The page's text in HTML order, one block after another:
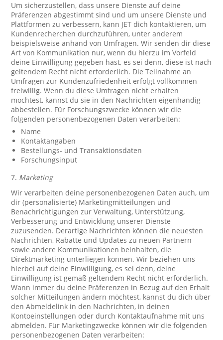
Um sicherzustellen, dass unsere Dienste auf deine
Präferenzen abgestimmt sind und um unsere Dienste und
Plattformen zu verbessern, kann JET dich kontaktieren, um
Kundenrecherchen durchzuführen, unter anderem
beispielsweise anhand von Umfragen. Wir senden dir diese
Art von Kommunikation nur, wenn du hierzu im Vorfeld
deine Einwilligung gegeben hast, es sei denn, diese ist nach
geltendem Recht nicht erforderlich. Die Teilnahme an
Umfragen zur Kundenzufriedenheit erfolgt vollkommen
freiwillig. Wenn du diese Umfragen nicht erhalten
möchtest, kannst du sie in den Nachrichten eigenhändig
abbestellen. Für Forschungszwecke können wir die
folgenden personenbezogenen Daten verarbeiten:
Name
Kontaktangaben
Bestellungs- und Transaktionsdaten
Forschungsinput
7. Marketing
Wir verarbeiten deine personenbezogenen Daten auch, um
dir (personalisierte) Marketingmitteilungen und
Benachrichtigungen zur Verwaltung, Unterstützung,
Verbesserung und Entwicklung unserer Dienste
zuzusenden. Derartige Nachrichten können die neuesten
Nachrichten, Rabatte und Updates zu neuen Partnern
sowie andere Kommunikationen beinhalten, die
Direktmarketing unterliegen können. Wir beziehen uns
hierbei auf deine Einwilligung, es sei denn, deine
Einwilligung ist gemäß geltendem Recht nicht erforderlich.
Wann immer du deine Präferenzen in Bezug auf den Erhalt
solcher Mitteilungen ändern möchtest, kannst du dich über
den Abmeldelink in den Nachrichten, in deinen
Kontoeinstellungen oder durch Kontaktaufnahme mit uns
abmelden. Für Marketingzwecke können wir die folgenden
personenbezogenen Daten verarbeiten: